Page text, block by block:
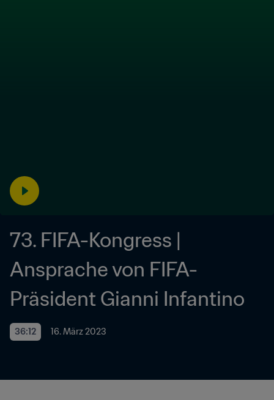
73. FIFA-Kongress |
Ansprache von FIFA-
Präsident Gianni Infantino
36:12 16. März 2023